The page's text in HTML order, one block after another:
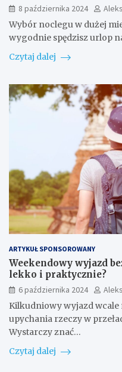
8 października 2024
Wybór noclegu w dużej
wygodnie spędzisz urlop
Czytaj dalej
ARTYKUŁ SPONSOROWANY
Weekendowy wyjazd
lekko i praktycznie?
6 października 2024
Kilkudniowy wyjazd wcale
upychania rzeczy w
Wystarczy znać…
Czytaj dalej